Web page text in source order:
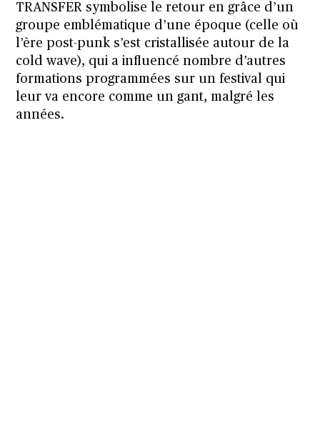
TRANSFER symbolise le retour en grâce d’un
groupe emblématique d’une époque (celle où
l’ère post-punk s’est cristallisée autour de la
cold wave), qui a influencé nombre d’autres
formations programmées sur un festival qui
leur va encore comme un gant, malgré les
années.